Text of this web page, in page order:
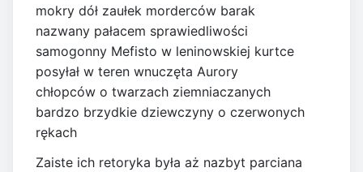
mokry dół zaułek morderców barak
nazwany pałacem sprawiedliwości
samogonny Mefisto w leninowskiej kurtce
posyłał w teren wnuczęta Aurory
chłopców o twarzach ziemniaczanych
bardzo brzydkie dziewczyny o czerwonych
rękach
Zaiste ich retoryka była aż nazbyt parciana